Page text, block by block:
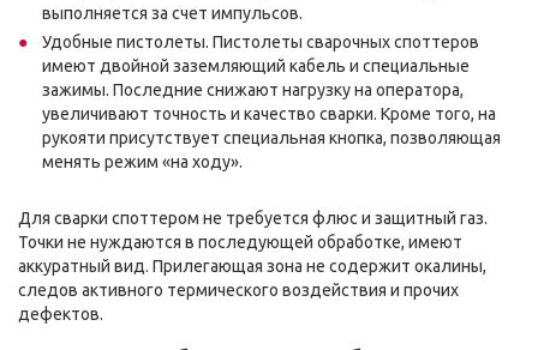
выполняется за счет импульсов.
Удобные пистолеты. Пистолеты сварочных споттеров
имеют двойной заземляющий кабель и специальные
зажимы. Последние снижают нагрузку на оператора,
увеличивают точность и качество сварки. Кроме того, на
рукояти присутствует специальная кнопка, позволяющая
менять режим «на ходу».
Для сварки споттером не требуется флюс и защитный газ.
Точки не нуждаются в последующей обработке, имеют
аккуратный вид. Прилегающая зона не содержит окалины,
следов активного термического воздействия и прочих
дефектов.